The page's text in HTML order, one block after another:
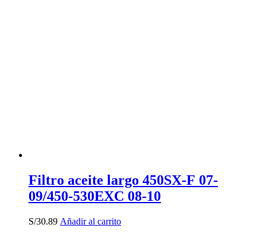
Filtro aceite largo 450SX-F 07-
09/450-530EXC 08-10
S/30.89 Añadir al carrito